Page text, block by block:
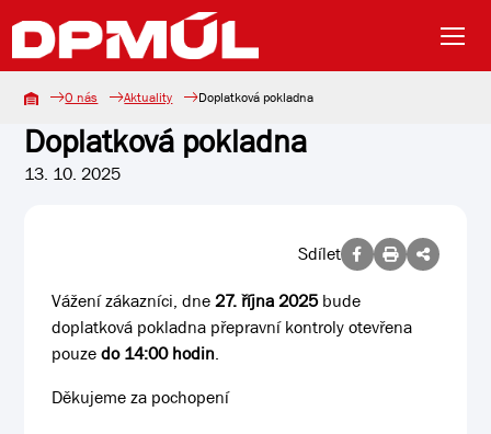
O nás Aktuality Doplatková pokladna
Doplatková pokladna
13. 10. 2025
Sdílet
Vážení zákazníci, dne27. října 2025bude
doplatková pokladna přepravní kontroly otevřena
pouzedo 14:00 hodin.
Děkujeme za pochopení